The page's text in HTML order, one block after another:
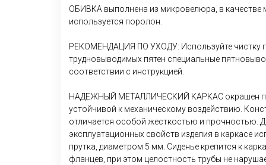
ОБИВКА выполнена из микровелюра, в качестве
используется поролон.
РЕКОМЕНДАЦИЯ ПО УХОДУ: Используйте чистку
трудновыводимых пятен специальные
соответствии с инструкцией.
НАДЕЖНЫЙ МЕТАЛЛИЧЕСКИЙ КАРКАС окрашен
устойчивой к механическому воздействию.
отличается особой жесткостью и прочностью.
эксплуатационных свойств изделия в каркасе
прутка, диаметром 5 мм. Сиденье крепится к
фланцев, при этом целостность трубы не